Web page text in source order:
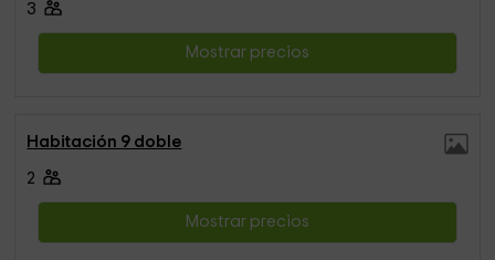
3
Mostrar precios
Habitación 9 doble
2
Mostrar precios